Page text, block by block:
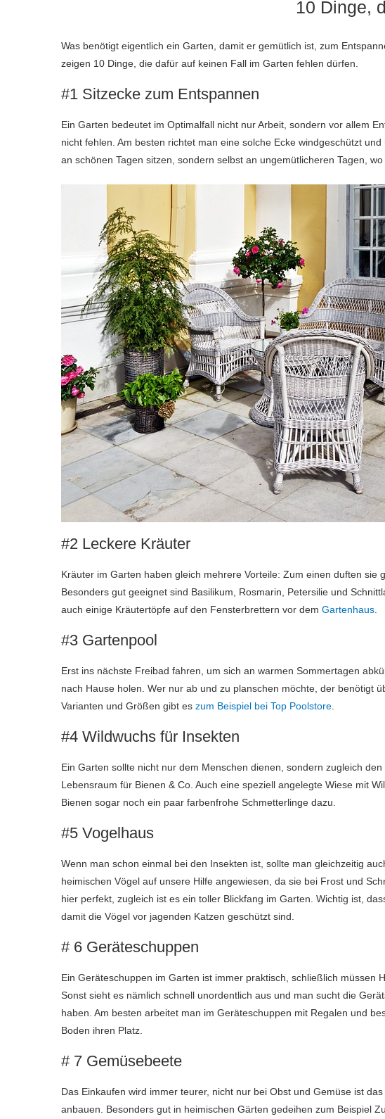
10 Dinge,
Was benötigt eigentlich ein Garten, damit er gemütlich ist, zum
zeigen 10 Dinge, die dafür auf keinen Fall im Garten fehlen dürfen.
#1 Sitzecke zum Entspannen
Ein Garten bedeutet im Optimalfall nicht nur Arbeit, sondern vor allem
nicht fehlen. Am besten richtet man eine solche Ecke windgeschützt
an schönen Tagen sitzen, sondern selbst an ungemütlicheren Tagen,
#2 Leckere Kräuter
Kräuter im Garten haben gleich mehrere Vorteile: Zum einen duften
Besonders gut geeignet sind Basilikum, Rosmarin, Petersilie und
auch einige Kräutertöpfe auf den Fensterbrettern vor dem Gartenhaus
#3 Gartenpool
Erst ins nächste Freibad fahren, um sich an warmen Sommertagen
nach Hause holen. Wer nur ab und zu planschen möchte, der benötigt
Varianten und Größen gibt es zum Beispiel bei Top Poolstore
#4 Wildwuchs für Insekten
Ein Garten sollte nicht nur dem Menschen dienen, sondern zugleich
Lebensraum für Bienen & Co. Auch eine speziell angelegte Wiese mit
Bienen sogar noch ein paar farbenfrohe Schmetterlinge dazu.
#5 Vogelhaus
Wenn man schon einmal bei den Insekten ist, sollte man gleichzeitig
heimischen Vögel auf unsere Hilfe angewiesen, da sie bei Frost und
hier perfekt, zugleich ist es ein toller Blickfang im Garten. Wichtig ist,
damit die Vögel vor jagenden Katzen geschützt sind.
# 6 Geräteschuppen
Ein Geräteschuppen im Garten ist immer praktisch, schließlich müssen
Sonst sieht es nämlich schnell unordentlich aus und man sucht die
haben. Am besten arbeitet man im Geräteschuppen mit Regalen und
Boden ihren Platz.
# 7 Gemüsebeete
Das Einkaufen wird immer teurer, nicht nur bei Obst und Gemüse ist
anbauen. Besonders gut in heimischen Gärten gedeihen zum Beispiel